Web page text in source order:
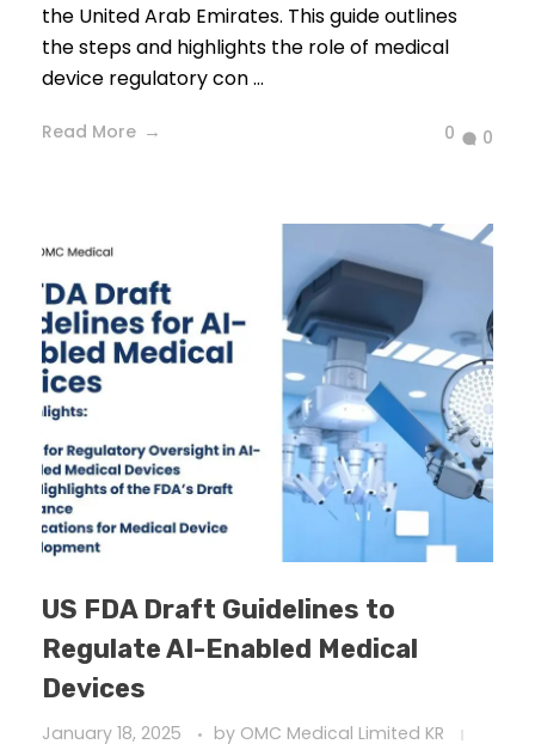
the United Arab Emirates. This guide outlines
the steps and highlights the role of medical
device regulatory con ...
Read More 0 0
US FDA Draft Guidelines to
Regulate AI-Enabled Medical
Devices
January 18, 2025 by OMC Medical Limited KR